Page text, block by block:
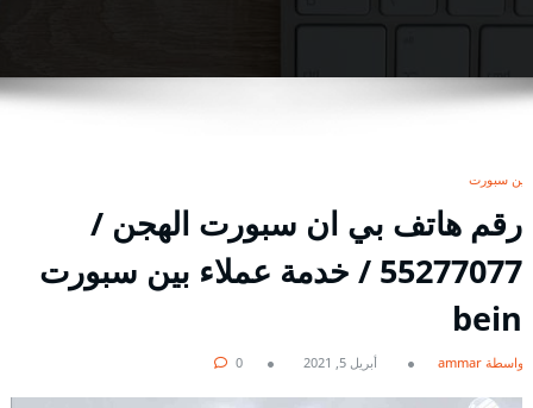
بين سبورت
رقم هاتف بي ان سبورت الهجن /
55277077 / خدمة عملاء بين سبورت
bein
بواسطة ammar أبريل 5, 2021 0